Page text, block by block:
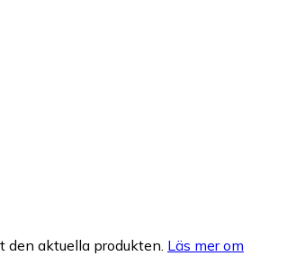
den aktuella produkten. Läs mer om